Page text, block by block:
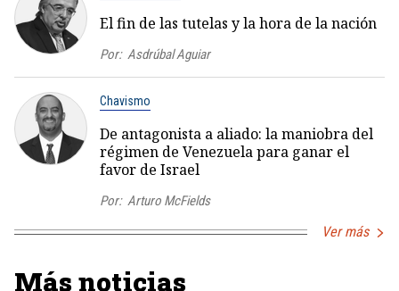
El fin de las tutelas y la hora de la nación
Por: Asdrúbal Aguiar
Chavismo
De antagonista a aliado: la maniobra del
régimen de Venezuela para ganar el
favor de Israel
Por: Arturo McFields
Ver más
Más noticias